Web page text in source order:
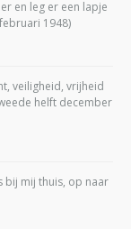
en leg er een lapje
1948)
veiligheid, vrijheid
helft december
bij mij thuis, op naar